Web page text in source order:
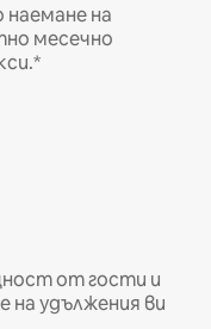
наемане на
месечно
от гости и
на удължения ви